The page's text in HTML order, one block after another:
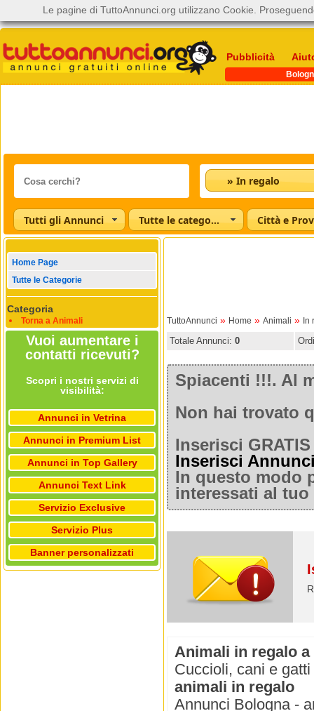
Pubblicità
» In regalo
Tutti gli Annunci Tutte le categorie Città e
Home Page
Tutte le Categorie
Categoria
Torna a Animali
Vuoi aumentare i
contatti ricevuti?
Scopri i nostri servizi di
visibilità:
Annunci in Vetrina
Annunci in Premium List
Annunci in Top Gallery
Annunci Text Link
Servizio Exclusive
Servizio Plus
Banner personalizzati
TuttoAnnunci » Home » Animali » In
Totale Annunci: 0
Spiacenti !!!. Al
Non hai trovato
Inserisci
Inserisci
In questo modo
interessati al
Animali in regalo a
Cuccioli, cani e
animali in regalo
Annunci Bologna -
Le pagine di TuttoAnnunci.org utilizzano Cookie.